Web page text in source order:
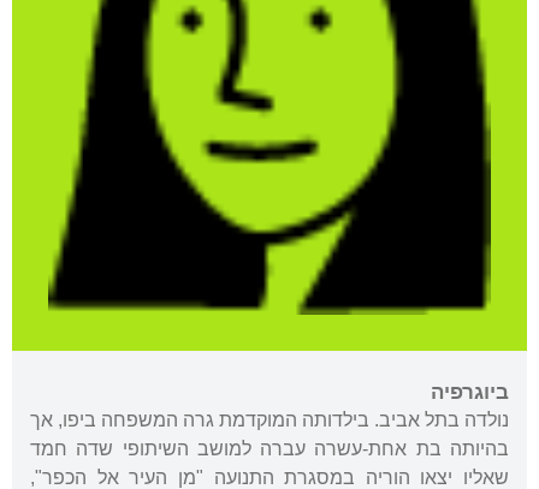
ביוגרפיה
נולדה בתל אביב. בילדותה המוקדמת גרה המשפחה ביפו, אך
בהיותה בת אחת-עשרה עברה למושב השיתופי שדה חמד
שאליו יצאו הוריה במסגרת התנועה "מן העיר אל הכפר",